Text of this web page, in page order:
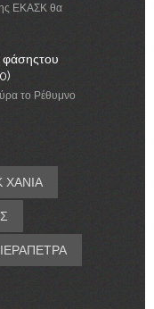
ΕΚΑΣΚ θα
φάσηςτου
το Ρέθυμνο
ΧΑΝΙΑ
ΙΕΡΑΠΕΤΡΑ